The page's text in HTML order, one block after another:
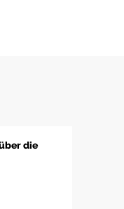
die